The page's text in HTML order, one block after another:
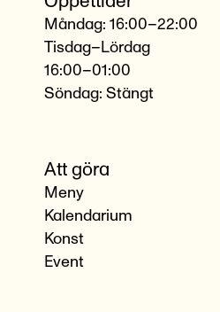
Måndag: 16:00–22:00
Tisdag–Lördag
16:00–01:00
Söndag: Stängt
Att göra
Meny
Kalendarium
Konst
Event